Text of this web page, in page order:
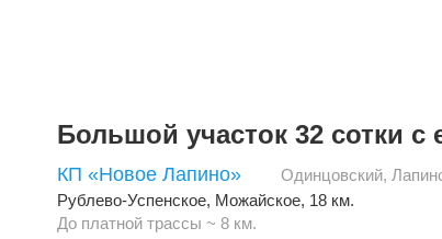
Большой участок 32 сотки с
КП «Новое Лапино» Одинцовский,
Рублево-Успенское, Можайское, 18 км.
До платной трассы ~ 8 км.